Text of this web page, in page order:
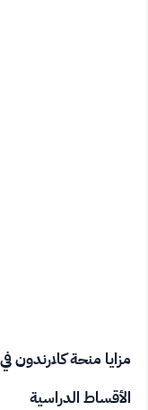
مزايا منحة كلارندون
الأقساط الدراسية